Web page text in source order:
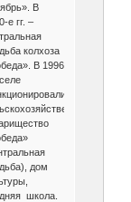
В
е гг. –
колхоза
В 1996
дом
школа.